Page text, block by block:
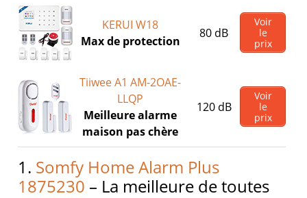
KERUI W18
Max de protection
80 dB
Voir
le
prix
Tiiwee A1 AM-2OAE-
LLQP
Meilleure alarme
maison pas chère
120 dB
Voir
le
prix
1. Somfy Home Alarm Plus
1875230 – La meilleure de toutes